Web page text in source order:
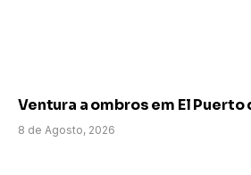
Ventura a ombros em El Puerto
8 de Agosto, 2026